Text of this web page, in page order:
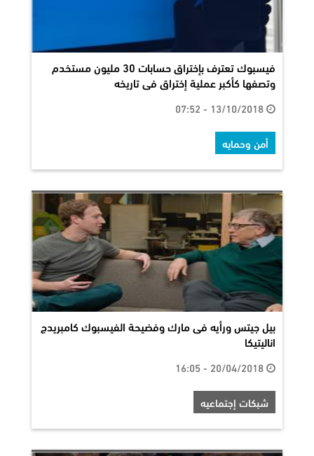
فيسبوك تعترف بإختراق حسابات 30 مليون مستخدم
وتصفها كأكبر عملية إختراق فى تاريخه
أمن وحمايه
بيل جيتس ورأيه فى مارك وفضيحة الفيسبوك كامبريدج
اناليتيكا
شبكات إجتماعيه